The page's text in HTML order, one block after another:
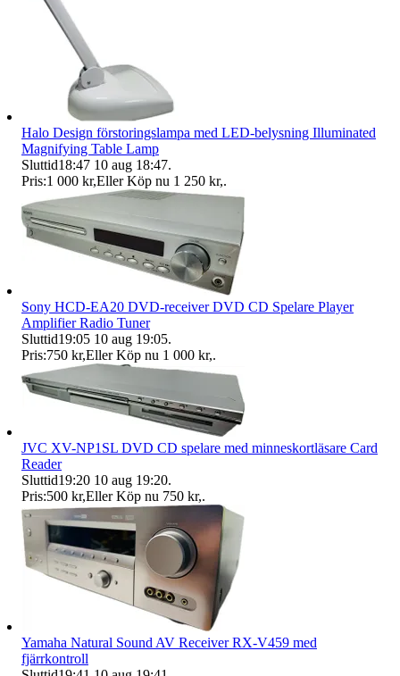
Halo Design förstoringslampa med LED-belysning Illuminated
Magnifying Table Lamp
Sluttid18:47 10 aug 18:47.
Pris:1 000 kr,Eller Köp nu 1 250 kr,.
Sony HCD-EA20 DVD-receiver DVD CD Spelare Player
Amplifier Radio Tuner
Sluttid19:05 10 aug 19:05.
Pris:750 kr,Eller Köp nu 1 000 kr,.
JVC XV-NP1SL DVD CD spelare med minneskortläsare Card
Reader
Sluttid19:20 10 aug 19:20.
Pris:500 kr,Eller Köp nu 750 kr,.
Yamaha Natural Sound AV Receiver RX-V459 med
fjärrkontroll